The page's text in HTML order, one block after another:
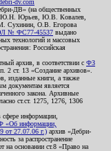
dv.com
ДВ» (на общественных
Ю.Н. Юрьев, Ю.В. Ковалев,
Сухинин, О.В. Егорова
№ ФС77-45537 выдано
технологий и массовых
Российская
архив, в соответствии с ФЗ
п. 2 ст. 13 «Создание архивов».
изданные книги, а также
документам является
закона. Архивные
ст.ст. 1275, 1276, 1306
информации,
«Об информации,
от 27.07.06 г.) архив «Дебри-
за распространение
на основании ст.8 «Право на